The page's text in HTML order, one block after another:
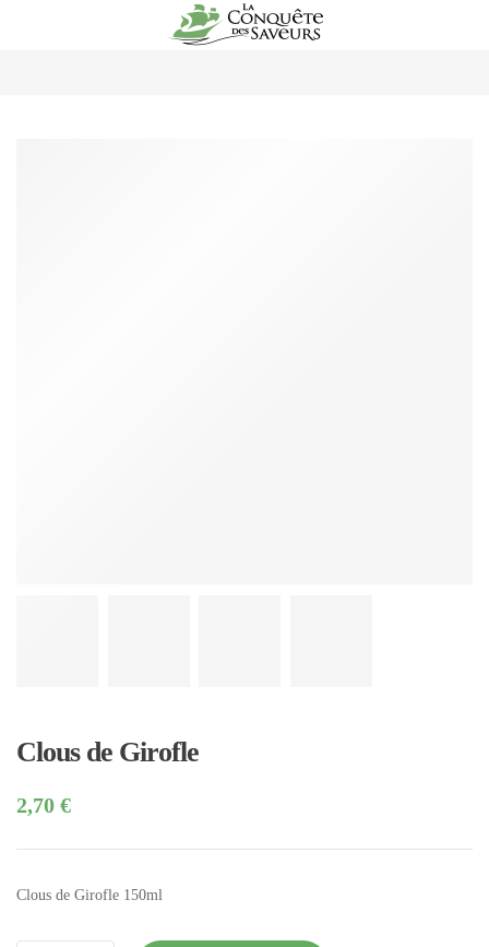
Clous de Girofle
2,70 €
Clous de Girofle 150ml